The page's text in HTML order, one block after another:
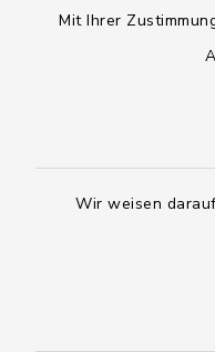
Mit Ihrer
Wir weisen